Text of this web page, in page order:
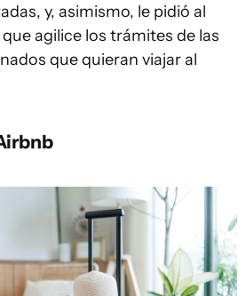
y, asimismo, le pidió al
agilice los trámites de las
que quieran viajar al